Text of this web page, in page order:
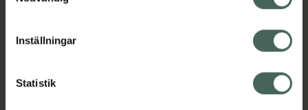
cookieinställningar. Ett återkallat samtycke påverkar inte
lagligheten av behandling som skett innan återkallelsen.
Inställningar
Statistik
Under 300 kr
Innehåll Visa